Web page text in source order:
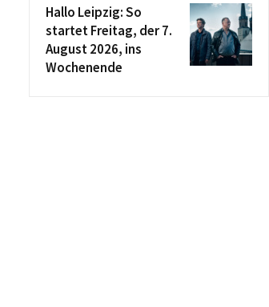
Hallo Leipzig: So
startet Freitag, der 7.
August 2026, ins
Wochenende